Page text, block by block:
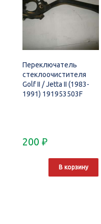
Переключатель
стеклоочистителя
Golf II / Jetta II (1983-
1991) 191953503F
200₽
В корзину